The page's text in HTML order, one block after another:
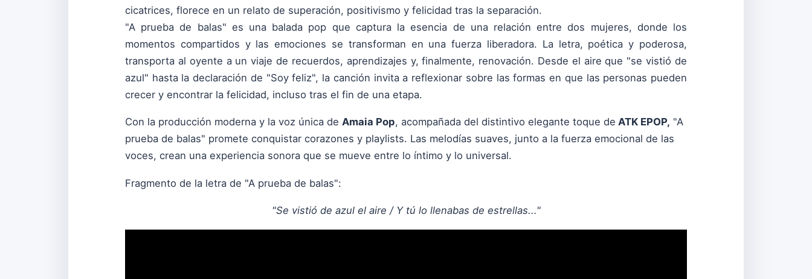
cicatrices, florece en un relato de superación, positivismo y felicidad tras la separación.
"A prueba de balas" es una balada pop que captura la esencia de una relación entre dos mujeres, donde los
momentos compartidos y las emociones se transforman en una fuerza liberadora. La letra, poética y poderosa,
transporta al oyente a un viaje de recuerdos, aprendizajes y, finalmente, renovación. Desde el aire que "se vistió de
azul" hasta la declaración de "Soy feliz", la canción invita a reflexionar sobre las formas en que las personas pueden
crecer y encontrar la felicidad, incluso tras el fin de una etapa.
Con la producción moderna y la voz única de Amaia Pop, acompañada del distintivo elegante toque de ATK EPOP, "A
prueba de balas" promete conquistar corazones y playlists. Las melodías suaves, junto a la fuerza emocional de las
voces, crean una experiencia sonora que se mueve entre lo íntimo y lo universal.
Fragmento de la letra de "A prueba de balas":
"Se vistió de azul el aire / Y tú lo llenabas de estrellas..."